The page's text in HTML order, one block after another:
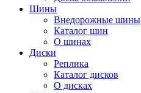
Шины
Внедорожные шины
Каталог шин
О шинах
Диски
Реплика
Каталог дисков
О дисках